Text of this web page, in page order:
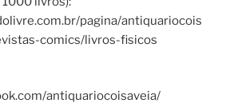
pagina/antiquariocois
comics/livros-fisicos
antiquariocoisaveia/